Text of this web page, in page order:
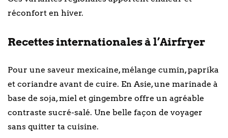
réconfort en hiver.
Recettes internationales à l’Airfryer
Pour une saveur mexicaine, mélange cumin, paprika
et coriandre avant de cuire. En Asie, une marinade à
base de soja, miel et gingembre offre un agréable
contraste sucré-salé. Une belle façon de voyager
sans quitter ta cuisine.